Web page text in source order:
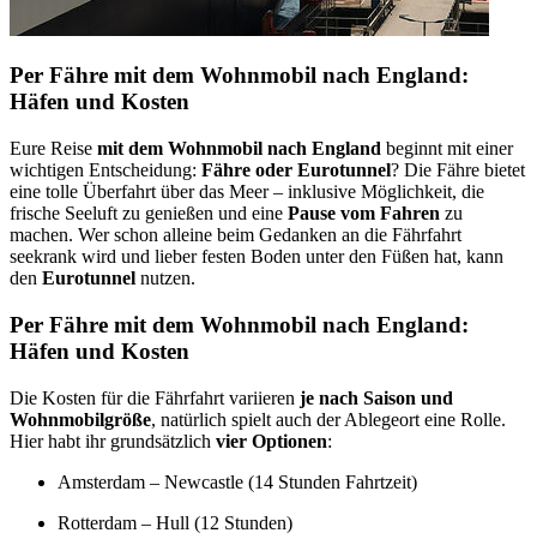
Per Fähre mit dem Wohnmobil nach England:
Häfen und Kosten
Eure Reise mit dem Wohnmobil nach England beginnt mit einer
wichtigen Entscheidung: Fähre oder Eurotunnel? Die Fähre bietet
eine tolle Überfahrt über das Meer – inklusive Möglichkeit, die
frische Seeluft zu genießen und eine Pause vom Fahren zu
machen. Wer schon alleine beim Gedanken an die Fährfahrt
seekrank wird und lieber festen Boden unter den Füßen hat, kann
den Eurotunnel nutzen.
Per Fähre mit dem Wohnmobil nach England:
Häfen und Kosten
Die Kosten für die Fährfahrt variieren je nach Saison und
Wohnmobilgröße, natürlich spielt auch der Ablegeort eine Rolle.
Hier habt ihr grundsätzlich vier Optionen:
Amsterdam – Newcastle (14 Stunden Fahrtzeit)
Rotterdam – Hull (12 Stunden)